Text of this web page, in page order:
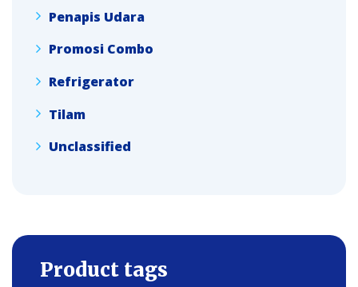
Penapis Udara
Promosi Combo
Refrigerator
Tilam
Unclassified
Product tags